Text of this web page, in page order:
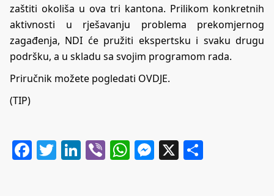
zaštiti okoliša u ova tri kantona. Prilikom konkretnih
aktivnosti u rješavanju problema prekomjernog
zagađenja, NDI će pružiti ekspertsku i svaku drugu
podršku, a u skladu sa svojim programom rada.
Priručnik možete pogledati OVDJE.
(TIP)
Facebook
Twitter
LinkedIn
ViberWhatsApp
Messenger
X